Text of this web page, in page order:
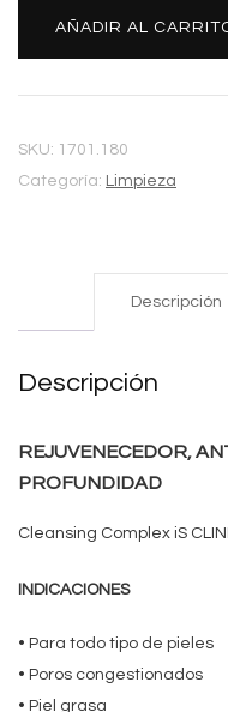
180mlAÑADIR AL
SKU: 1701.180
Categoría: Limpieza
Descripción
Descripción
REJUVENECEDOR,
PROFUNDIDAD
Cleansing Complex iS
INDICACIONES
• Para todo tipo de pieles
• Poros congestionados
• Piel grasa